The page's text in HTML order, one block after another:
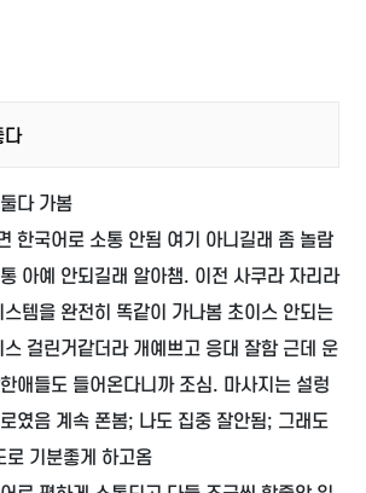
다
다 가봄
한국어로 소통 안됨 여기 아니길래 좀 놀람
아예 안되길래 알아챔. 이전 사쿠라 자리라
템을 완전히 똑같이 가나봄 초이스 안되는
걸린거같더라 개예쁘고 응대 잘함 근데 운
애들도 들어온다니까 조심. 마사지는 설렁
였음 계속 폰봄; 나도 집중 잘안됨; 그래도
로 기분좋게 하고옴